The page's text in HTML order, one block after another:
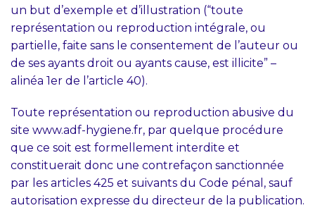
un but d’exemple et d’illustration (“toute
représentation ou reproduction intégrale, ou
partielle, faite sans le consentement de l’auteur ou
de ses ayants droit ou ayants cause, est illicite” –
alinéa 1er de l’article 40).
Toute représentation ou reproduction abusive du
site www.adf-hygiene.fr, par quelque procédure
que ce soit est formellement interdite et
constituerait donc une contrefaçon sanctionnée
par les articles 425 et suivants du Code pénal, sauf
autorisation expresse du directeur de la publication.